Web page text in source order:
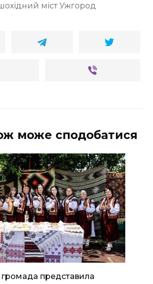
міст Ужгород
може сподобатися
громада представила